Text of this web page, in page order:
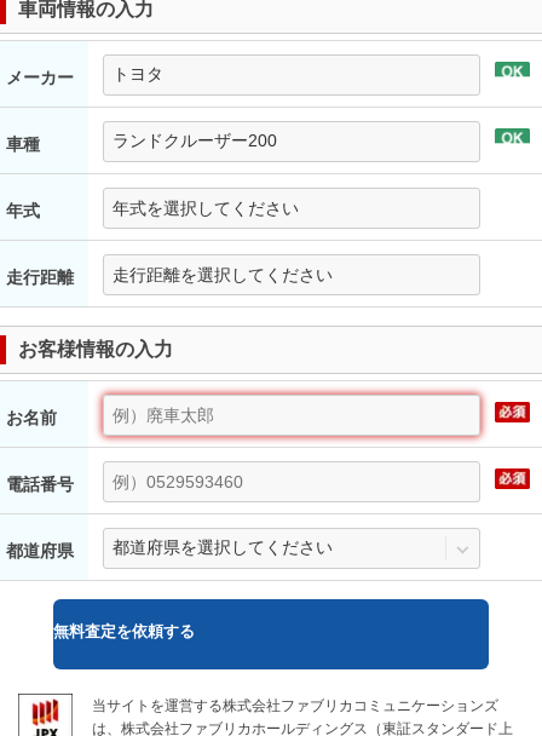
車両情報の入力
メーカー
車種
年式
走行距離
お客様情報の入力
お名前
電話番号
都道府県
無料査定を依頼する
当サイトを運営する株式会社ファブリカコミュニケーションズ
は、株式会社ファブリカホールディングス（東証スタンダード上